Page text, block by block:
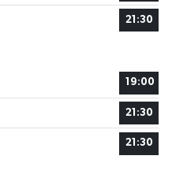
21:30
19:00
21:30
21:30